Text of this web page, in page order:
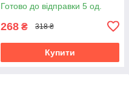
Готово до відправки 5 од.
268 ₴ 318 ₴
Купити